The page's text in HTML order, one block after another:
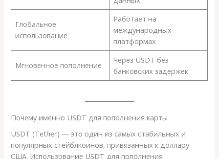
Глобальное
использование
Работает на
международных
платформах
Мгновенное пополнение
Через USDT без
банковских задержек
Почему именно USDT для пополнения карты
USDT (Tether) — это один из самых стабильных и
популярных стейблкоинов, привязанных к доллару
США. Использование USDT для пополнения